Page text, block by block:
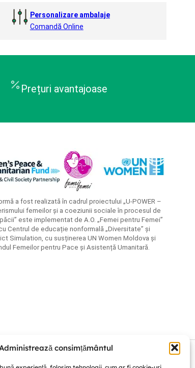
consimțământul
Personalizare ambalaje
Comandă Online
Prețuri avantajoase
a fost realizată în cadrul proiectului „U-POWER –
femeilor și a coeziunii sociale în procesul de
este implementat de A.O. „Femei pentru Femei”
Centrul de educație nonformală „Diversitate” și
Simulation, cu susținerea UN Women Moldova și
Femeilor pentru Pace și Asistență Umanitară.